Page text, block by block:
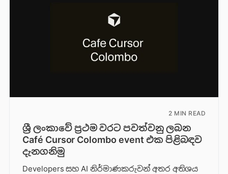
2 MIN READ
ශ්‍රී ලංකාවේ ප්‍රථම වරට පවත්වනු ලබන
Café Cursor Colombo event එක පිළිබඳව
දැනගනිමු
Developers සහ AI නිර්මාණකරුවන් අතර අතිශය